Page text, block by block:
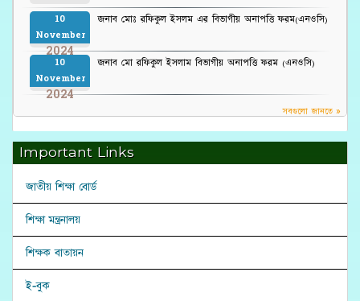
10
November
2024
জনাব মোঃ রফিকুল ইসলম এর বিভাগীয় অনাপত্তি ফরম(এনওসি)
10
November
2024
জনাব মো রফিকুল ইসলাম বিভাগীয় অনাপত্তি ফরম (এনওসি)
সবগুলো জানতে »
Important Links
জাতীয় শিক্ষা বোর্ড
শিক্ষা মন্ত্রনালয়
শিক্ষক বাতায়ন
ই-বুক